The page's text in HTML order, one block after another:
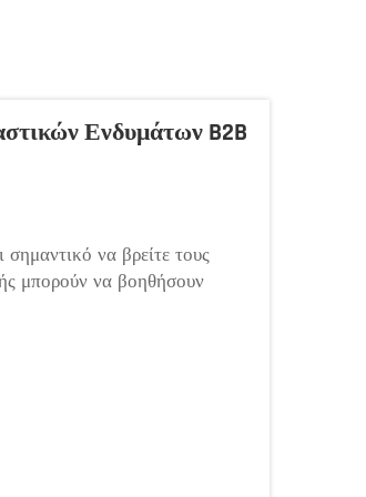
Ενδυμάτων B2B
σημαντικό να βρείτε τους
μπορούν να βοηθήσουν
προσφέρουν και άλλες
της επιχείρησης...